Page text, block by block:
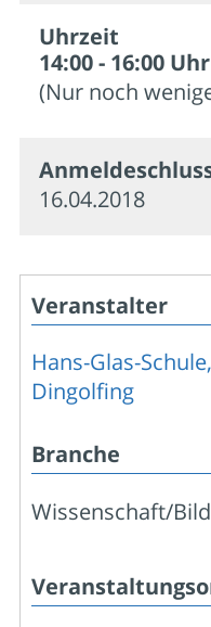
Uhrzeit
14:00 - 16:00 Uhr
(Nur noch
16.04.2018
Veranstalter
Hans-Glas-
Dingolfing
Branche
Wissenschaft/